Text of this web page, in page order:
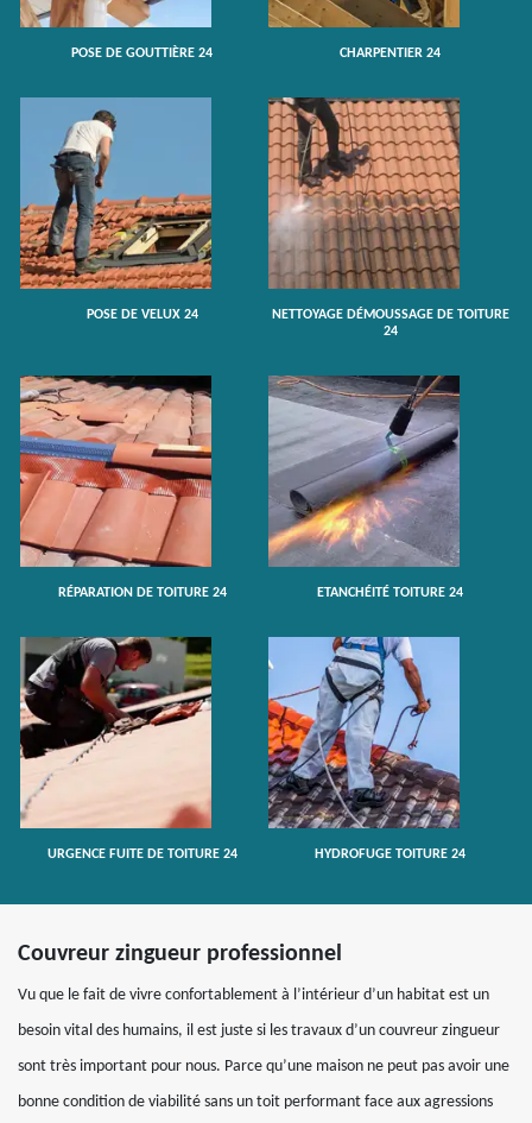
POSE DE GOUTTIÈRE 24 CHARPENTIER 24
POSE DE VELUX 24
NETTOYAGE DÉMOUSSAGE DE TOITURE
24
RÉPARATION DE TOITURE 24 ETANCHÉITÉ TOITURE 24
URGENCE FUITE DE TOITURE 24 HYDROFUGE TOITURE 24
Couvreur zingueur professionnel
Vu que le fait de vivre confortablement à l’intérieur d’un habitat est un
besoin vital des humains, il est juste si les travaux d’un couvreur zingueur
sont très important pour nous. Parce qu’une maison ne peut pas avoir une
bonne condition de viabilité sans un toit performant face aux agressions